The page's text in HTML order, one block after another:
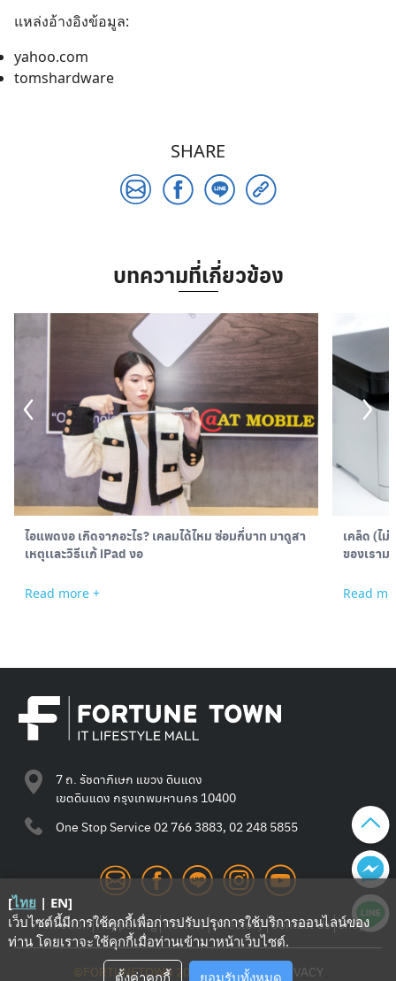
แหล่งอ้างอิงข้อมูล:
yahoo.com
tomshardware
SHARE
บทความที่เกี่ยวข้อง
ไอแพดงอ เกิดจากอะไร? เคลมได้ไหม ซ่อมกี่บาท มาดูสา
เหตุเเละวิธีเเก้ iPad งอ
Read more +
เคล็ด (ไ
ของเรา
Read
7 ถ. รัชดาภิเษก แขวง ดินแดง
เขตดินแดง กรุงเทพมหานคร 10400
One Stop Service 02 766 3883, 02 248 5855
Promotion Happening Review Directory Contact Us Shop
©FORTUNETOWN 2021—TERMS—PRIVACY
[ไทย | EN]
เว็บไซต์นี้มีการใช้คุกกี้เพื่อการปรับปรุงการใช้บริการออนไลน์ของ
ท่าน โดยเราจะใช้คุกกี้เมื่อท่านเข้ามาหน้าเว็บไซต์.
ตั้งค่าคุกกี้ ยอมรับทั้งหมด